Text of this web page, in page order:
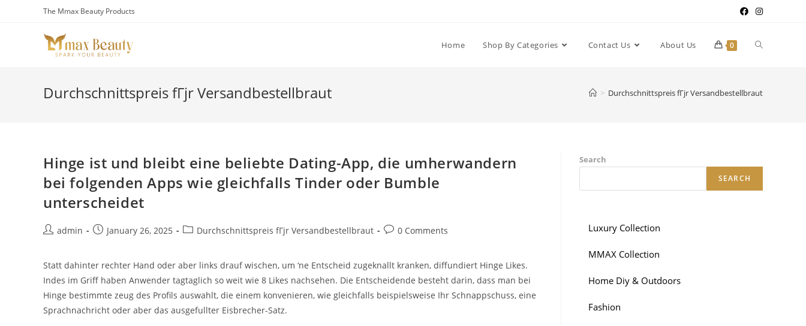
The Mmax Beauty Products
Home Shop By Categories Contact Us About Us 0
Durchschnittspreis fГјr Versandbestellbraut > Durchschnittspreis fГјr Versandbestellbraut
Hinge ist und bleibt eine beliebte Dating-App, die umherwandern
bei folgenden Apps wie gleichfalls Tinder oder Bumble
unterscheidet
Postadmin
PostJanuary 26, 2025
PostDurchschnittspreis fГјr Versandbestellbraut
Post0 Comments
Statt dahinter rechter Hand oder aber links drauf wischen, um ‘ne Entscheid zugeknallt kranken, diffundiert Hinge Likes.
Indes im Griff haben Anwender tagtaglich so weit wie 8 Likes nachsehen. Die Entscheidende besteht darin, dass man bei
Hinge bestimmte zeug des Profils auswahlt, die einem konvenieren, wie gleichfalls beispielsweise Ihr Schnappschuss, eine
Sprachnachricht oder aber das ausgefullter Eisbrecher-Satz.
Search
SEARCH
Luxury Collection
MMAX Collection
Home Diy & Outdoors
Fashion